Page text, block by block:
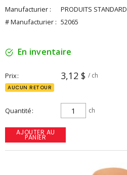
Manufacturier :
PRODUITS STANDARD
# Manufacturier : 52065
En inventaire
Prix 3,12 $ / ch
AUCUN RETOUR
Quantité ch
AJOUTER AU
PANIER